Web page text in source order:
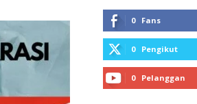
0 Fans
0 Pengikut
0 Pelanggan